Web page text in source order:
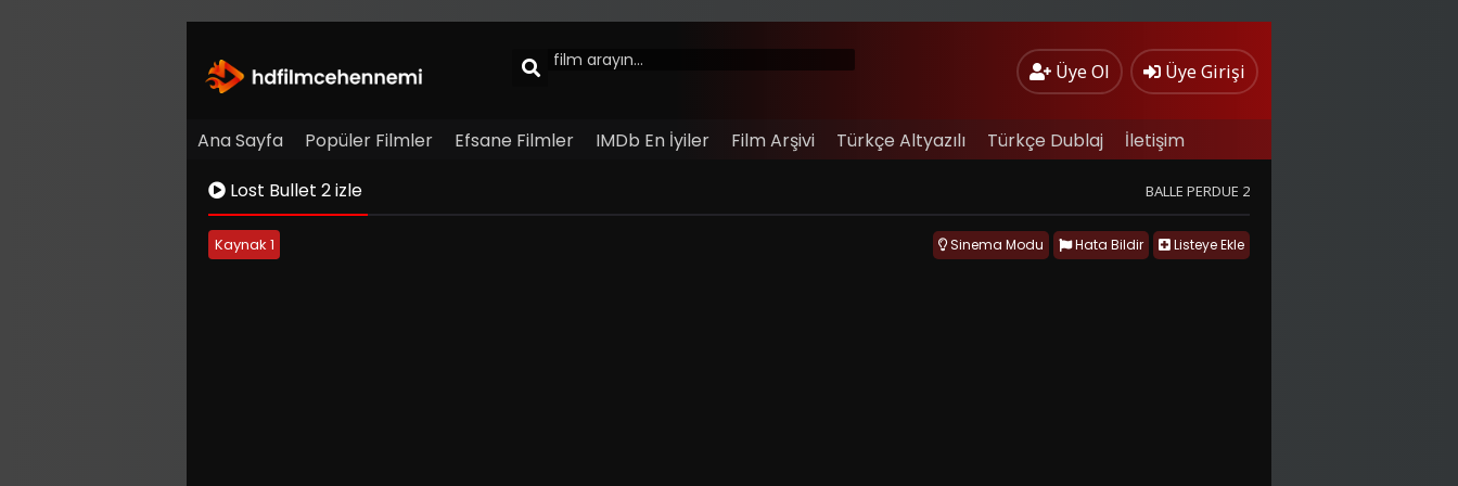
Üye Ol Üye Girişi
Ana Sayfa Popüler Filmler Efsane Filmler IMDb En İyiler Film Arşivi Türkçe Altyazılı Türkçe Dublaj
İletişim
Lost Bullet 2 izle
BALLE PERDUE 2
Kaynak 1 Listeye Ekle
Hata Bildir
Sinema Modu